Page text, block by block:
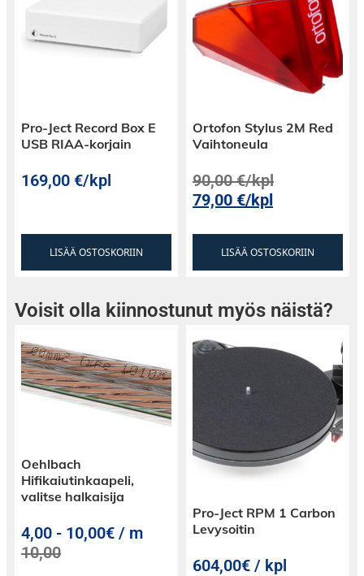
Pro-Ject Record Box E
USB RIAA-korjain
169,00€/kpl
LISÄÄ OSTOSKORIIN
Ortofon Stylus 2M Red
Vaihtoneula
90,00€/kpl
79,00€/kpl
LISÄÄ OSTOSKORIIN
Voisit olla kiinnostunut myös näistä?
Oehlbach
Hifikaiutinkaapeli,
valitse halkaisija
4,00 - 10,00€ / m
10,00
Pro-Ject RPM 1 Carbon
Levysoitin
604,00€ / kpl